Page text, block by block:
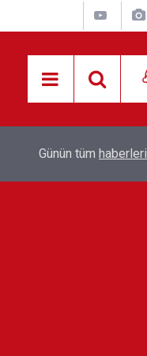
kontrol edecek
Günün tüm haberleri